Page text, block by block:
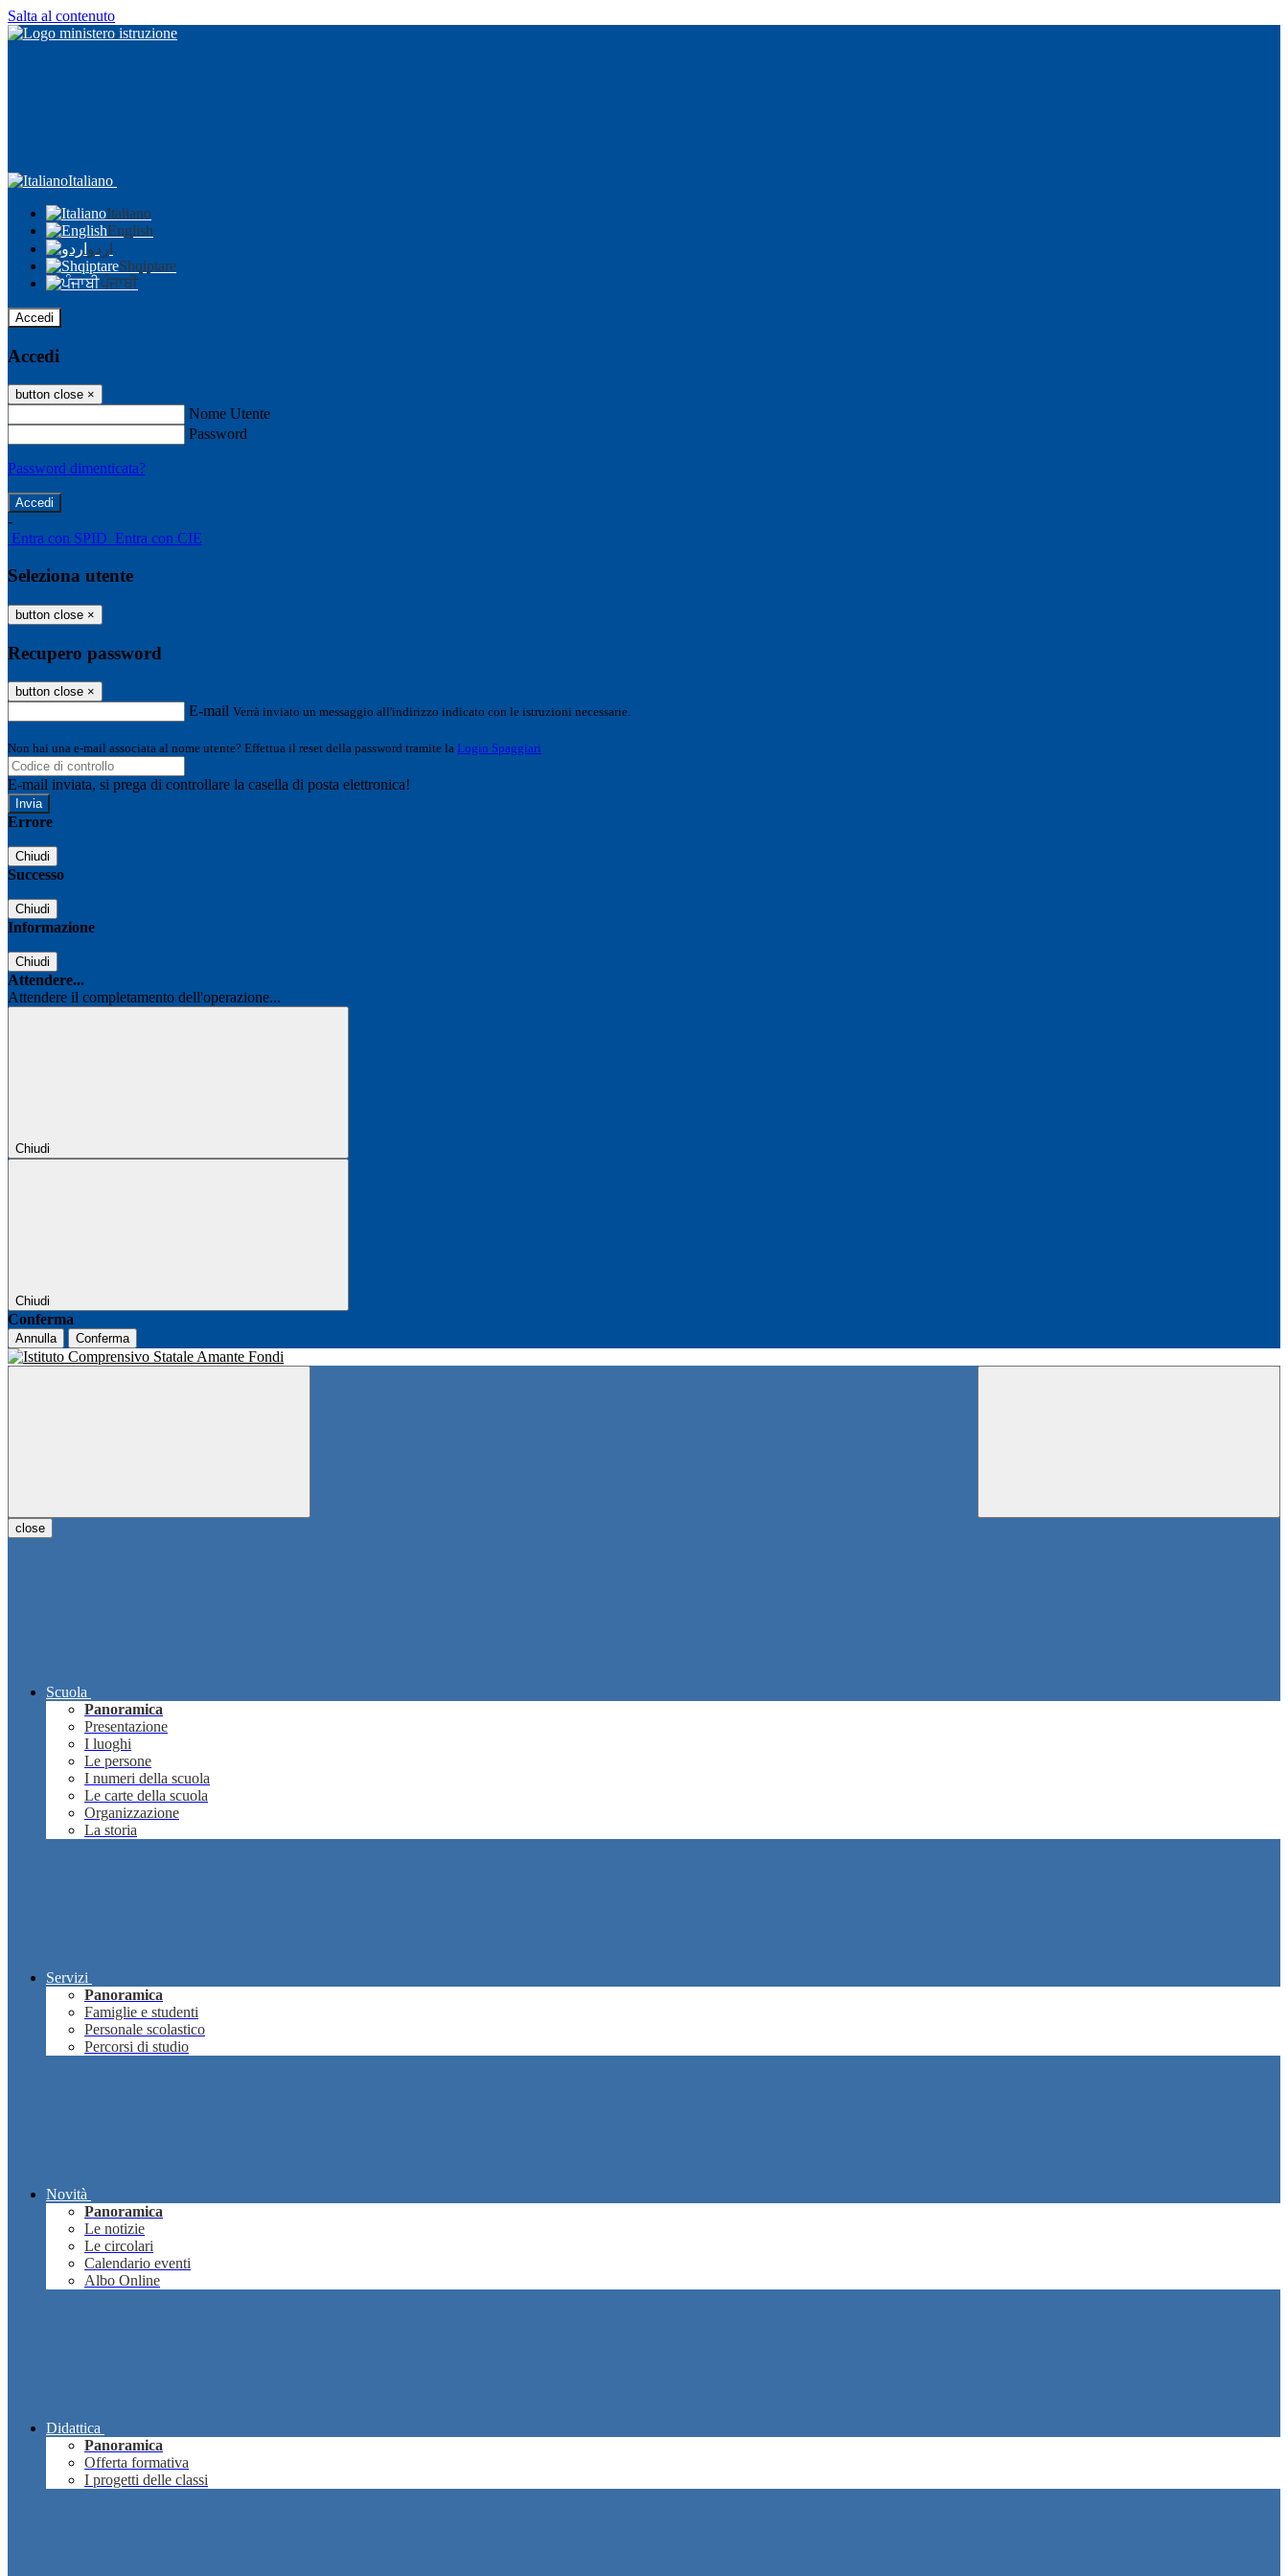
Salta al contenuto
Italiano
Italiano
English
اردو
Shqiptare
ਪੰਜਾਬੀ
Accedi
Accedi
button close ×
Nome Utente
Password
Password dimenticata?
-
Entra con SPID Entra con CIE
Seleziona utente
button close ×
Recupero password
button close ×
E-mail Verrà inviato un messaggio all'indirizzo indicato con le istruzioni necessarie.
Non hai una e-mail associata al nome utente? Effettua il reset della password tramite la Login Spaggiari
E-mail inviata, si prega di controllare la casella di posta elettronica!
Errore
Chiudi
Successo
Chiudi
Informazione
Chiudi
Attendere...
Attendere il completamento dell'operazione...
Chiudi
Chiudi
Conferma
Annulla Conferma
close
Scuola
Panoramica
Presentazione
I luoghi
Le persone
I numeri della scuola
Le carte della scuola
Organizzazione
La storia
Servizi
Panoramica
Famiglie e studenti
Personale scolastico
Percorsi di studio
Novità
Panoramica
Le notizie
Le circolari
Calendario eventi
Albo Online
Didattica
Panoramica
Offerta formativa
I progetti delle classi